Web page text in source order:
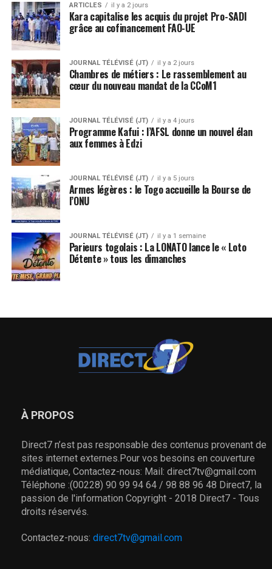
ARTICLES il y a 2 jours
Kara capitalise les acquis du projet Pro-SADI
grâce au cofinancement FAO-UE
JOURNAL TÉLÉVISÉ (JT) il y a 2 jours
Chambres de métiers : Le rassemblement au
cœur du nouveau mandat de la CCoM1
JOURNAL TÉLÉVISÉ (JT) il y a 4 jours
Programme Kafui : l’AFSL donne un nouvel élan
aux femmes à Edzi
JOURNAL TÉLÉVISÉ (JT) il y a 5 jours
Armes légères : le Togo accueille la Bourse de
l’ONU
JOURNAL TÉLÉVISÉ (JT) il y a 1 semaine
Parieurs togolais : La LONATO lance le « Loto
Détente » tous les dimanches
À PROPOS
Direct7 n’est pas responsable des contenus provenant de
sites internet externes.Pour vos besoins en couverture
médiatique, Contactez-nous: Mail: direct7tv@gmail.com
Téléphone :(00228) 90 99 94 64 / 98 88 96 48 Direct7, la
passion de l'information Copyright - 2018 Direct7 - Tous
droits réservés.
Contactez-nous: direct7tv@gmail.com